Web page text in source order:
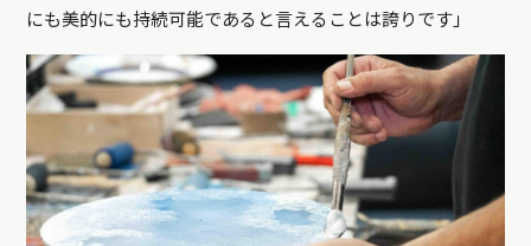
にも美的にも持続可能であると言えることは誇りです」